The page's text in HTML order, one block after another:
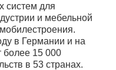
систем для
и мебельной
в Германии и на
более 15 000
в 53 странах.